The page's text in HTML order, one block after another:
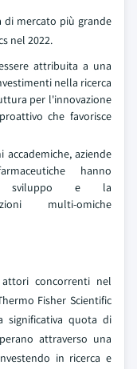
di mercato più grande
nel 2022.
attribuita a una
nella ricerca
per l'innovazione
che favorisce
aziende
hanno
sviluppo e la
multi-omiche
concorrenti nel
Fisher Scientific
significativa quota di
attraverso una
in ricerca e